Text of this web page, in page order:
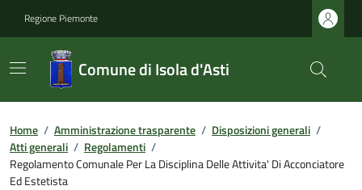
Regione Piemonte
Comune di Isola d'Asti
Home / Amministrazione trasparente / Disposizioni generali /
Atti generali / Regolamenti /
Regolamento Comunale Per La Disciplina Delle Attivita' Di Acconciatore
Ed Estetista